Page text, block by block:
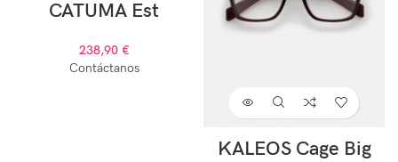
CATUMA Est
238,90 €
Contáctanos
KALEOS Cage Big